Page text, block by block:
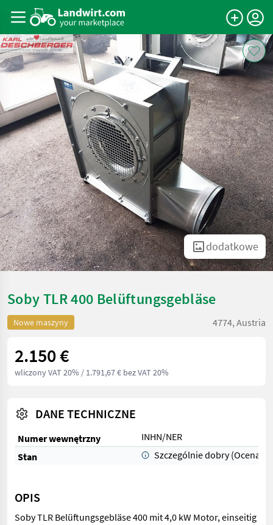
dodatkowe
Soby TLR 400 Belüftungsgebläse
Nowe maszyny 4774, Austria
2.150 €
wliczony VAT 20% / 1.791,67 € bez VAT 20%
DANE TECHNICZNE
Numer wewnętrzny
INHN/NER
Stan
Szczególnie dobry (Ocena 1)
OPIS
Soby TLR Belüftungsgebläse 400 mit 4,0 kW Motor, einseitig